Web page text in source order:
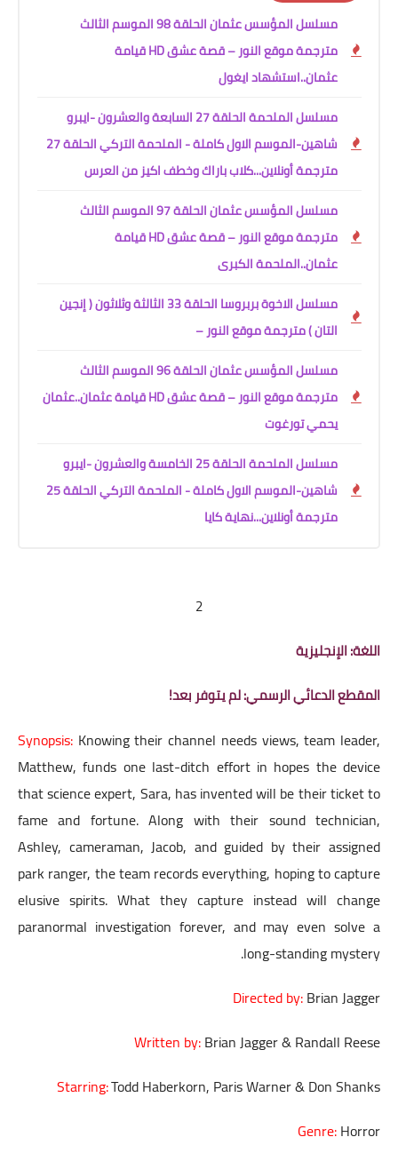
مسلسل المؤسس عثمان الحلقة 98 الموسم الثالث
مترجمة موقع النور – قصة عشق HD قيامة
عثمان..استشهاد ايغول
مسلسل الملحمة الحلقة 27 السابعة والعشرون -ايبرو
شاهين-الموسم الاول كاملة - الملحمة التركي الحلقة 27
مترجمة أونلاين...كلاب باراك وخطف اكيز من العرس
مسلسل المؤسس عثمان الحلقة 97 الموسم الثالث
مترجمة موقع النور – قصة عشق HD قيامة
عثمان..الملحمة الكبرى
مسلسل الاخوة بربروسا الحلقة 33 الثالثة وثلاثون ( إنجين
التان ) مترجمة موقع النور –
مسلسل المؤسس عثمان الحلقة 96 الموسم الثالث
مترجمة موقع النور – قصة عشق HD قيامة عثمان..عثمان
يحمي تورغوت
مسلسل الملحمة الحلقة 25 الخامسة والعشرون -ايبرو
شاهين-الموسم الاول كاملة - الملحمة التركي الحلقة 25
مترجمة أونلاين...نهاية كايا
2
اللغة: الإنجليزية
المقطع الدعائي الرسمي: لم يتوفر بعد!
Synopsis: Knowing their channel needs views, team leader,
Matthew, funds one last-ditch effort in hopes the device
that science expert, Sara, has invented will be their ticket to
fame and fortune. Along with their sound technician,
Ashley, cameraman, Jacob, and guided by their assigned
park ranger, the team records everything, hoping to capture
elusive spirits. What they capture instead will change
paranormal investigation forever, and may even solve a
long-standing mystery.
Directed by:Brian Jagger
Written by:Brian Jagger & Randall Reese
Starring:Todd Haberkorn, Paris Warner & Don Shanks
Genre:Horror